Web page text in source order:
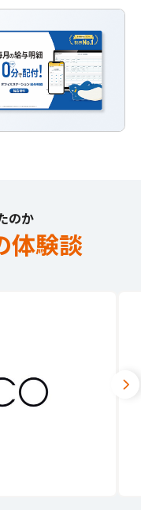
のか
体験談